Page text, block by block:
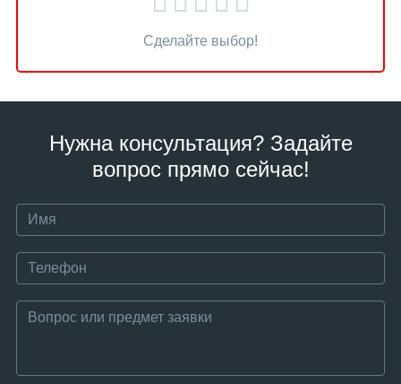
Сделайте выбор!
Нужна консультация? Задайте
вопрос прямо сейчас!